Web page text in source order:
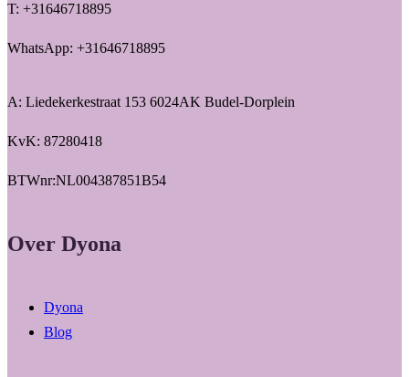
T: +31646718895
WhatsApp: +31646718895
A: Liedekerkestraat 153 6024AK Budel-Dorplein
KvK: 87280418
BTWnr:NL004387851B54
Over Dyona
Dyona
Blog